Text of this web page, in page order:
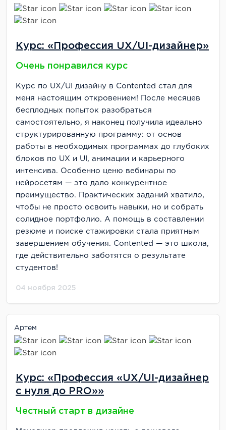
Курс: «Профессия UX/UI-дизайнер»
Очень понравился курс
Курс по UX/UI дизайну в Contented стал для
меня настоящим откровением! После месяцев
бесплодных попыток разобраться
самостоятельно, я наконец получила идеально
структурированную программу: от основ
работы в необходимых программах до глубоких
блоков по UX и UI, анимации и карьерного
интенсива. Особенно ценю вебинары по
нейросетям — это дало конкурентное
преимущество. Практических заданий хватило,
чтобы не просто освоить навыки, но и собрать
солидное портфолио. А помощь в составлении
резюме и поиске стажировки стала приятным
завершением обучения. Contented — это школа,
где действительно заботятся о результате
студентов!
04 ноября 2025
Артем
Курс: «Профессия «UX/UI-дизайнер
с нуля до PRO»»
Честный старт в дизайне